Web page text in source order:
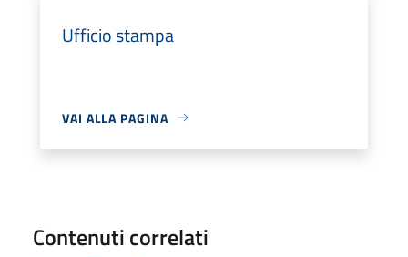
Ufficio stampa
VAI ALLA PAGINA
Contenuti correlati